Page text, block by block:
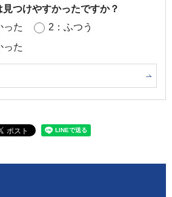
つけやすかったですか？
った
2：ふつう
った